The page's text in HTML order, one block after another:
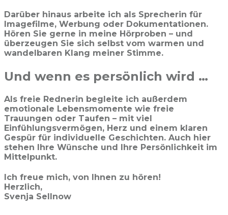
Darüber hinaus arbeite ich als Sprecherin für
Imagefilme, Werbung oder Dokumentationen.
Hören Sie gerne in meine Hörproben – und
überzeugen Sie sich selbst vom warmen und
wandelbaren Klang meiner Stimme.
Und wenn es persönlich wird …
Als freie Rednerin begleite ich außerdem
emotionale Lebensmomente wie freie
Trauungen oder Taufen – mit viel
Einfühlungsvermögen, Herz und einem klaren
Gespür für individuelle Geschichten. Auch hier
stehen Ihre Wünsche und Ihre Persönlichkeit im
Mittelpunkt.
Ich freue mich, von Ihnen zu hören!
Herzlich,
Svenja Sellnow